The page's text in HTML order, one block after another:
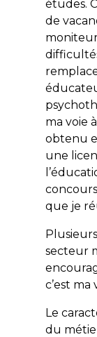
études.
de
ma voie
obtenu
une
que je
secteur
c’est ma
Le
du